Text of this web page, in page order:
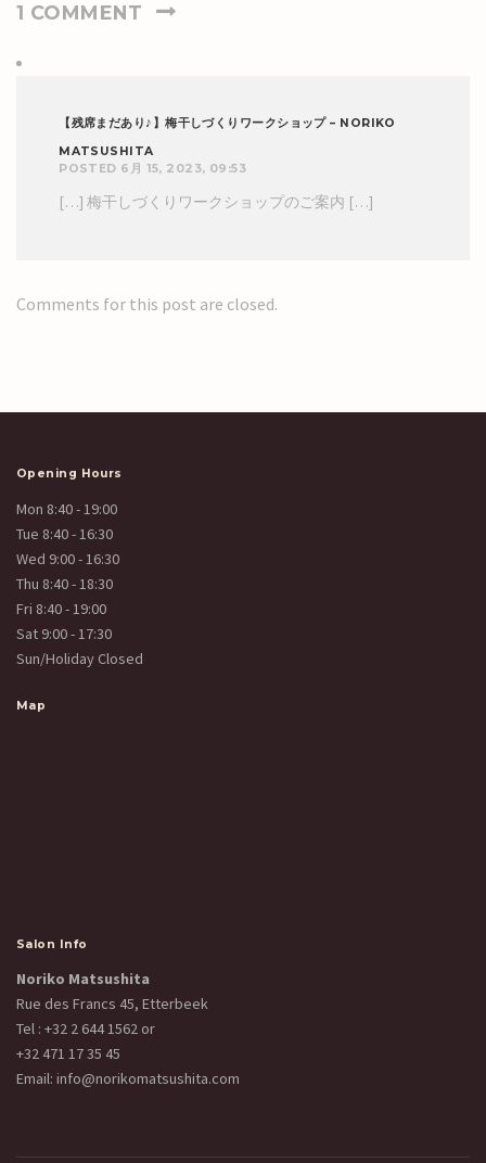
1 COMMENT
【残席まだあり♪】梅干しづくりワークショップ – NORIKO
MATSUSHITA
POSTED 6月 15, 2023, 09:53
[…] 梅干しづくりワークショップのご案内 […]
Comments for this post are closed.
Opening Hours
Mon 8:40 - 19:00
Tue 8:40 - 16:30
Wed 9:00 - 16:30
Thu 8:40 - 18:30
Fri 8:40 - 19:00
Sat 9:00 - 17:30
Sun/Holiday Closed
Map
Salon Info
Noriko Matsushita
Rue des Francs 45, Etterbeek
Tel : +32 2 644 1562 or
+32 471 17 35 45
Email: info@norikomatsushita.com